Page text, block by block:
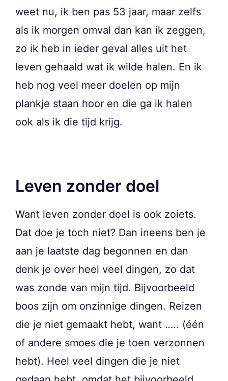
weet nu, ik ben pas 53 jaar, maar zelfs
als ik morgen omval dan kan ik zeggen,
zo ik heb in ieder geval alles uit het
leven gehaald wat ik wilde halen. En ik
heb nog veel meer doelen op mijn
plankje staan hoor en die ga ik halen
ook als ik die tijd krijg.
Leven zonder doel
Want leven zonder doel is ook zoiets.
Dat doe je toch niet? Dan ineens ben je
aan je laatste dag begonnen en dan
denk je over heel veel dingen, zo dat
was zonde van mijn tijd. Bijvoorbeeld
boos zijn om onzinnige dingen. Reizen
die je niet gemaakt hebt, want ….. (één
of andere smoes die je toen verzonnen
hebt). Heel veel dingen die je niet